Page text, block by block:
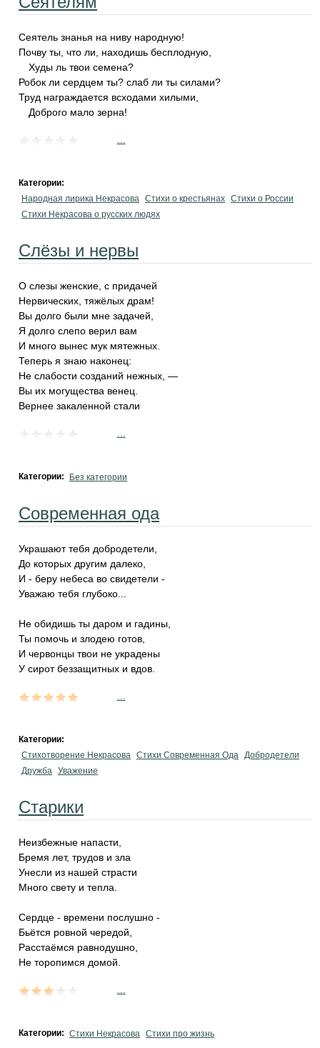
Сеятель знанья на ниву народную!
Почву ты, что ли, находишь бесплодную,
Худы ль твои семена?
Робок ли сердцем ты? слаб ли ты силами?
Труд награждается всходами хилыми,
Доброго мало зерна!
Категории:
Народная лирика Некрасова Стихи о крестьянах Стихи о России
Стихи Некрасова о русских людях
Слёзы и нервы
О слезы женские, с придачей
Нервических, тяжёлых драм!
Вы долго были мне задачей,
Я долго слепо верил вам
И много вынес мук мятежных.
Теперь я знаю наконец:
Не слабости созданий нежных, —
Вы их могущества венец.
Вернее закаленной стали
Категории: Без категории
Современная ода
Украшают тебя добродетели,
До которых другим далеко,
И - беру небеса во свидетели -
Уважаю тебя глубоко...
Не обидишь ты даром и гадины,
Ты помочь и злодею готов,
И червонцы твои не украдены
У сирот беззащитных и вдов.
Категории:
Стихотворение Некрасова Стихи Современная Ода Добродетели
Дружба Уважение
Старики
Неизбежные напасти,
Бремя лет, трудов и зла
Унесли из нашей страсти
Много свету и тепла.
Сердце - времени послушно -
Бьётся ровной чередой,
Расстаёмся равнодушно,
Не торопимся домой.
Категории: Стихи Некрасова Стихи про жизнь